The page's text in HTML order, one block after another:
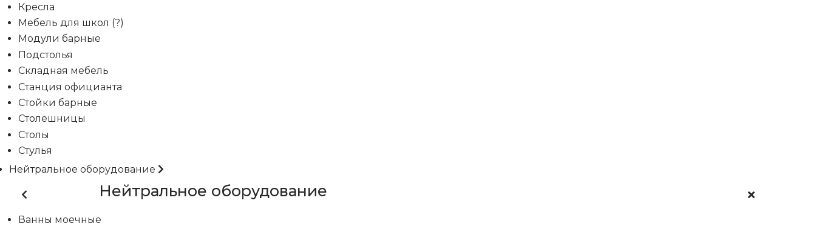
Кресла
Мебель для школ (?)
Модули барные
Подстолья
Складная мебель
Станция официанта
Стойки барные
Столешницы
Столы
Стулья
Нейтральное оборудование
Нейтральное оборудование
Ванны моечные